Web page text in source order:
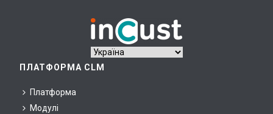
ПЛАТФОРМА CLM
Платформа
Модулі